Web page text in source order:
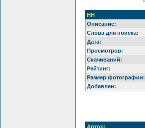
НН
Описание:
Слова для поиска:
Дата:
Просмотров:
Скачиваний:
Рейтинг:
Размер фотографии:
Добавлен:
Автор: